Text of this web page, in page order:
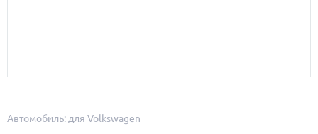
Автомобиль: для Volkswagen